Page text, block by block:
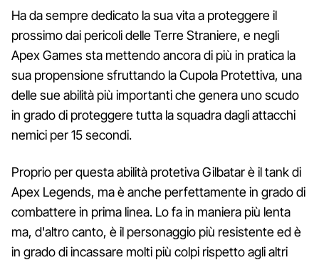
Ha da sempre dedicato la sua vita a proteggere il
prossimo dai pericoli delle Terre Straniere, e negli
Apex Games sta mettendo ancora di più in pratica la
sua propensione sfruttando la Cupola Protettiva, una
delle sue abilità più importanti che genera uno scudo
in grado di proteggere tutta la squadra dagli attacchi
nemici per 15 secondi.
Proprio per questa abilità protetiva Gilbatar è il tank di
Apex Legends, ma è anche perfettamente in grado di
combattere in prima linea. Lo fa in maniera più lenta
ma, d'altro canto, è il personaggio più resistente ed è
in grado di incassare molti più colpi rispetto agli altri